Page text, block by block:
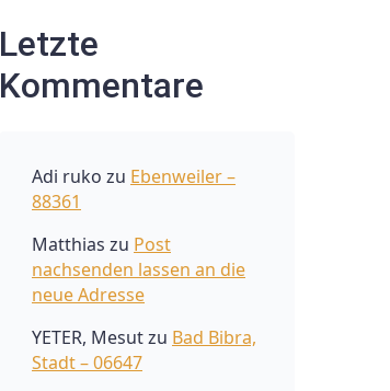
Letzte
Kommentare
Adi ruko zu Ebenweiler –
88361
Matthias zu Post
nachsenden lassen an die
neue Adresse
YETER, Mesutzu Bad Bibra,
Stadt – 06647